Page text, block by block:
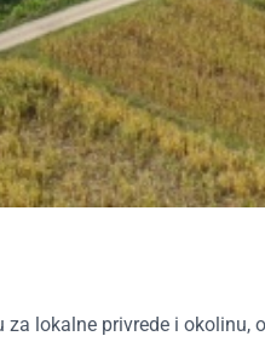
lokalne privrede i okolinu,